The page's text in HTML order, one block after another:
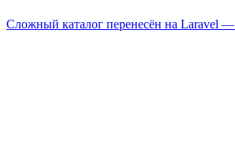
Сложный каталог перенесён на Laravel —